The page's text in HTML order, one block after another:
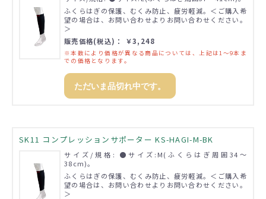
ふくらはぎの保護、むくみ防止、疲労軽減。＜ご購入希
望の場合は、お問い合わせよりお問い合わせください。
＞
販売価格(税込)： ￥3,248
※本数により価格が異なる商品については、上記は1～9本ま
での価格となります。
ただいま品切れ中です。
SK11 コンプレッションサポーター KS-HAGI-M-BK
サイズ/規格: ●サイズ:M(ふくらはぎ周囲34～
38cm)。
ふくらはぎの保護、むくみ防止、疲労軽減。＜ご購入希
望の場合は、お問い合わせよりお問い合わせください。
＞